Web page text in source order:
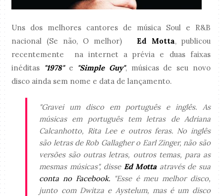
Uns dos melhores cantores de música Soul e R&B
nacional (Se não, O melhor) Ed Motta, publicou
recentemente na internet a prévia e duas faixas
inéditas "1978"e "Simple Guy", músicas de seu novo
disco ainda sem nome e data de lançamento.
"Gravei um disco em português e inglês. As
músicas em português tem letras de Adriana
Calcanhotto, Rita Lee e outros feras. No inglês
são letras de Rob Gallagher o Earl Zinger, não são
versões são outras letras, outros temas, para as
mesmas músicas", disse Ed Motta através de sua
conta no Facebook. "Esse é meu melhor disco,
junto com Dwitza e Aystelum, mas é um disco